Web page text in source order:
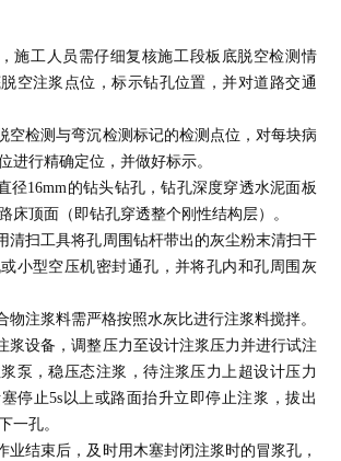
>
>
>
施工人员需仔细复核施工段板底脱空检测情
空注浆点位，标示钻孔位置，并对道路交通
空检测与弯沉检测标记的检测点位，对每块病
进行精确定位，并做好标示。
径16mm的钻头钻孔，钻孔深度穿透水泥面板
床顶面（即钻孔穿透整个刚性结构层）。
清扫工具将孔周围钻杆带出的灰尘粉末清扫干
小型空压机密封通孔，并将孔内和孔周围灰
物注浆料需严格按照水灰比进行注浆料搅拌。
浆设备，调整压力至设计注浆压力并进行试注
泵，稳压态注浆，待注浆压力上超设计压力
停止5s以上或路面抬升立即停止注浆，拔出
一孔。
业结束后，及时用木塞封闭注浆时的冒浆孔，